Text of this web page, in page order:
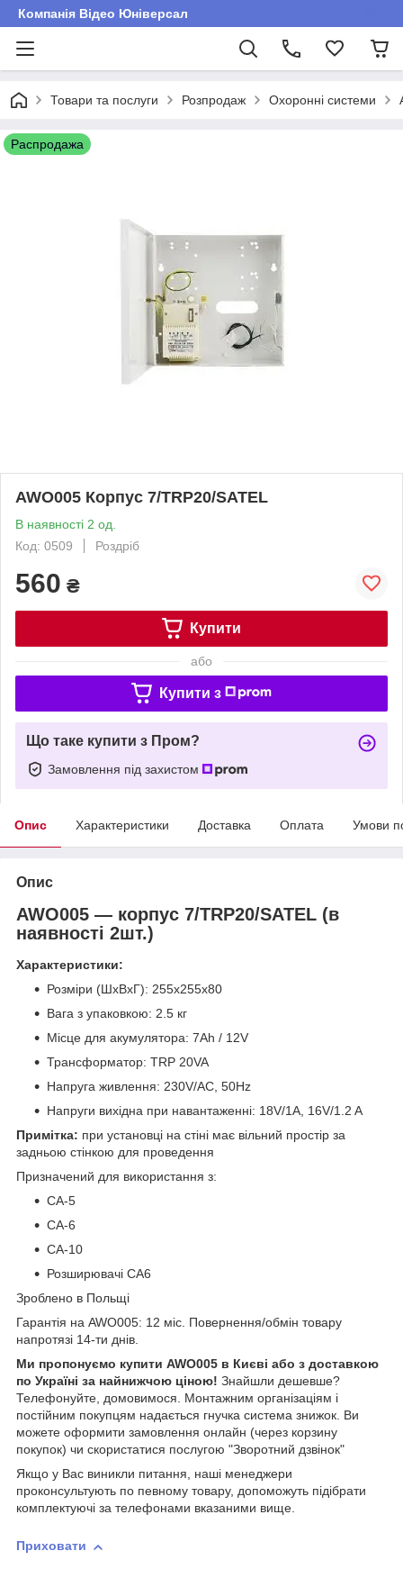
Компанія Відео Юніверсал
Товари та послуги Розпродаж Охоронні системи
Распродажа
AWO005 Корпус 7/TRP20/SATEL
В наявності 2 од.
Код: 0509
Роздріб
560 ₴
Купити
або
Купити з
Що таке купити з Пром?
Замовлення під захистом
Опис Характеристики Доставка Оплата Умови
Опис
AWO005 ― корпус 7/TRP20/SATEL (в
наявності 2шт.)
Характеристики:
Розміри (ШхВхГ): 255x255x80
Вага з упаковкою: 2.5 кг
Місце для акумулятора: 7Ah / 12V
Трансформатор: TRP 20VA
Напруга живлення: 230V/AC, 50Hz
Напруги вихідна при навантаженні: 18V/1A, 16V/1.2 A
Примітка: при установці на стіні має вільний простір за
задньою стінкою для проведення
Призначений для використання з:
CA-5
CA-6
CA-10
Розширювачі CA6
Зроблено в Польщі
Гарантія на AWO005: 12 міс. Повернення/обмін товару
напротязі 14-ти днів.
Ми пропонуємо купити AWO005 в Києві або з доставкою
по Україні за найнижчою ціною! Знайшли дешевше?
Телефонуйте, домовимося. Монтажним організаціям і
постійним покупцям надається гнучка система знижок. Ви
можете оформити замовлення онлайн (через корзину
покупок) чи скористатися послугою "Зворотний дзвінок"
Якщо у Вас виникли питання, наші менеджери
проконсультують по певному товару, допоможуть підібрати
комплектуючі за телефонами вказаними вище.
Приховати